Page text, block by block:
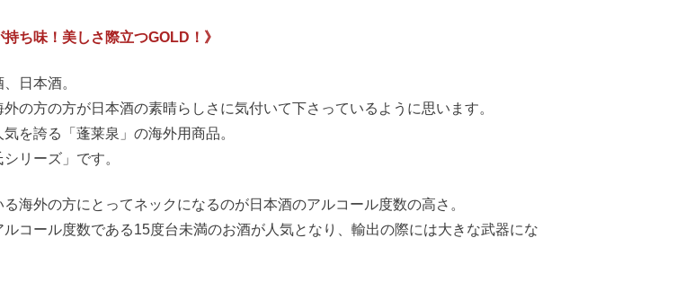
ち味！美しさ際立つGOLD！》
日本酒。
の方の方が日本酒の素晴らしさに気付いて下さっているように思います。
を誇る「蓬莱泉」の海外用商品。
リーズ」です。
海外の方にとってネックになるのが日本酒のアルコール度数の高さ。
コール度数である15度台未満のお酒が人気となり、輸出の際には大きな武器にな